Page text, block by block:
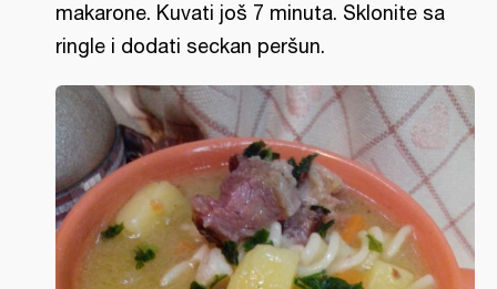
makarone. Kuvati još 7 minuta. Sklonite sa
ringle i dodati seckan peršun.